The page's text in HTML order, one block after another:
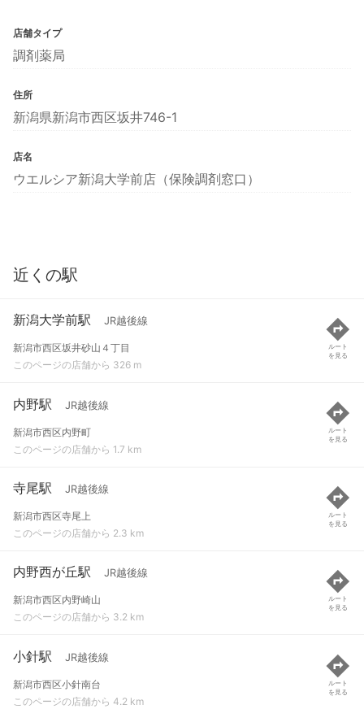
店舗タイプ
調剤薬局
住所
新潟県新潟市西区坂井746-1
店名
ウエルシア新潟大学前店（保険調剤窓口）
近くの駅
新潟大学前駅 JR越後線
新潟市西区坂井砂山４丁目
このページの店舗から 326 m
ルート
を見る
内野駅 JR越後線
新潟市西区内野町
このページの店舗から 1.7 km
ルート
を見る
寺尾駅 JR越後線
新潟市西区寺尾上
このページの店舗から 2.3 km
ルート
を見る
内野西が丘駅 JR越後線
新潟市西区内野崎山
このページの店舗から 3.2 km
ルート
を見る
小針駅 JR越後線
新潟市西区小針南台
このページの店舗から 4.2 km
ルート
を見る